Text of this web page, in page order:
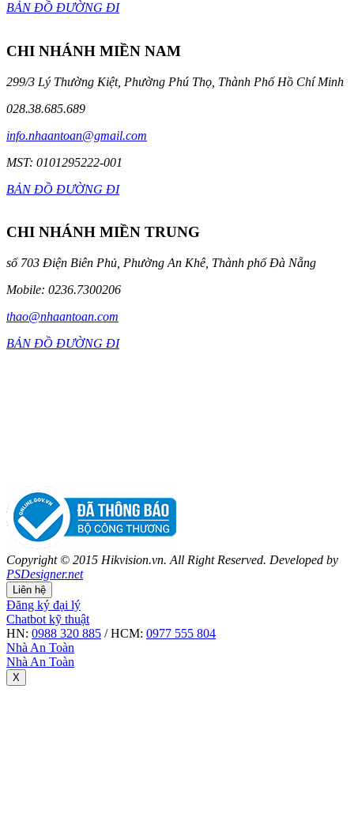
BẢN ĐỒ ĐƯỜNG ĐI
CHI NHÁNH MIỀN NAM
299/3 Lý Thường Kiệt, Phường Phú Thọ, Thành Phố Hồ Chí Minh
028.38.685.689
info.nhaantoan@gmail.com
MST: 0101295222-001
BẢN ĐỒ ĐƯỜNG ĐI
CHI NHÁNH MIỀN TRUNG
số 703 Điện Biên Phủ, Phường An Khê, Thành phố Đà Nẵng
Mobile: 0236.7300206
thao@nhaantoan.com
BẢN ĐỒ ĐƯỜNG ĐI
Copyright © 2015 Hikvision.vn. All Right Reserved. Developed by
PSDesigner.net
Liên hệ
Đăng ký đại lý
Chatbot kỹ thuật
HN: 0988 320 885 / HCM: 0977 555 804
Nhà An Toàn
Nhà An Toàn
X